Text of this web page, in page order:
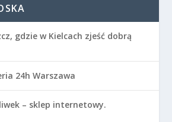
gdzie w Kielcach zjeść dobrą
24h Warszawa
– sklep internetowy.